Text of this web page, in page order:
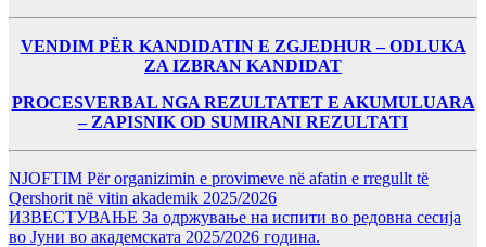
VENDIM PËR KANDIDATIN E ZGJEDHUR – ODLUKA
ZA IZBRAN KANDIDAT
PROCESVERBAL NGA REZULTATET E AKUMULUARA
– ZAPISNIK OD SUMIRANI REZULTATI
NJOFTIM Për organizimin e provimeve në afatin e rregullt të
Qershorit në vitin akademik 2025/2026
ИЗВЕСТУВАЊЕ За одржување на испити во редовна сесија
во Јуни во академската 2025/2026 година.